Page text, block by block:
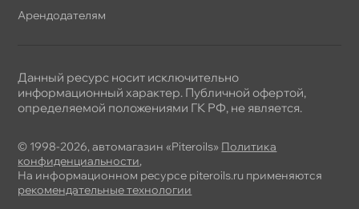
Арендодателям
© 1998-2026, автомагазин «Piteroils» Политика
конфиденциальности,
На информационном ресурсе piteroils.ru применяются
рекомендательные технологии
Данный ресурс носит исключительно
информационный характер. Публичной офертой,
определяемой положениями ГК РФ, не является.